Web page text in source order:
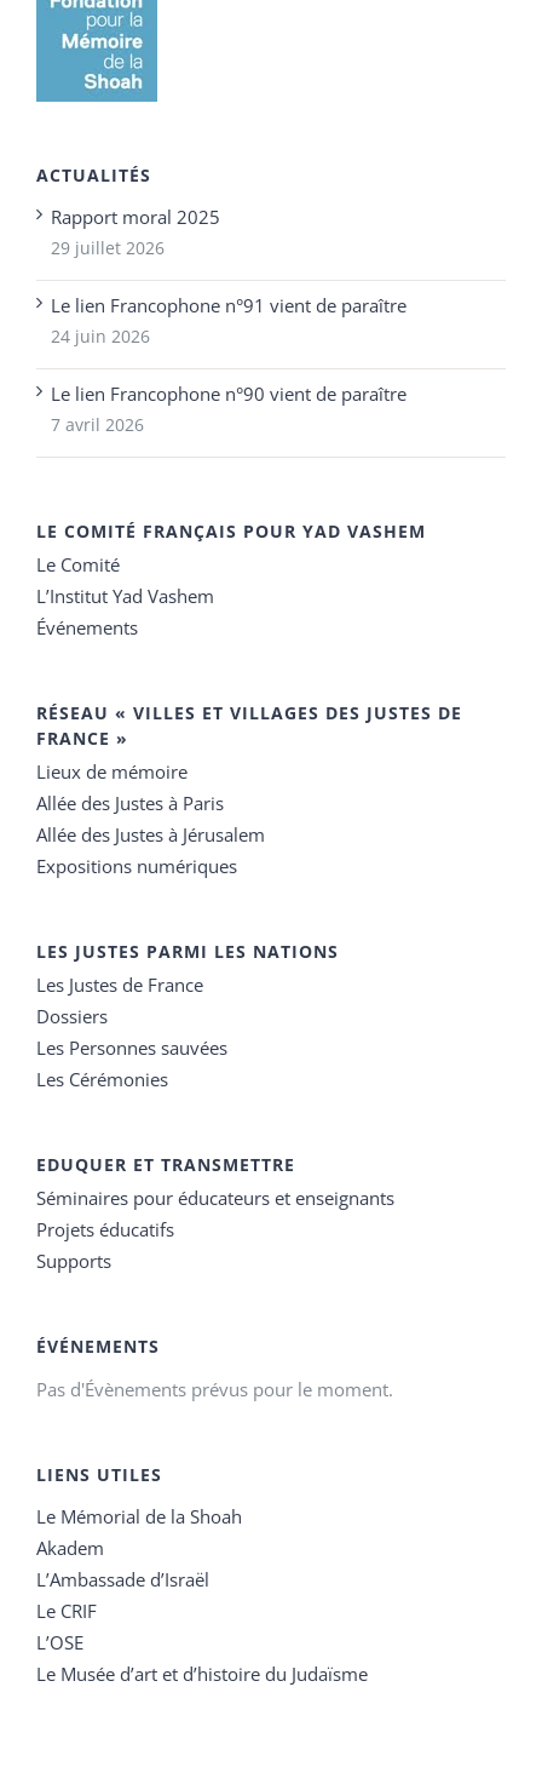
ACTUALITÉS
Rapport moral 2025
29 juillet 2026
Le lien Francophone n°91 vient de paraître
24 juin 2026
Le lien Francophone n°90 vient de paraître
7 avril 2026
LE COMITÉ FRANÇAIS POUR YAD VASHEM
Le Comité
L’Institut Yad Vashem
Événements
RÉSEAU « VILLES ET VILLAGES DES JUSTES DE
FRANCE »
Lieux de mémoire
Allée des Justes à Paris
Allée des Justes à Jérusalem
Expositions numériques
LES JUSTES PARMI LES NATIONS
Les Justes de France
Dossiers
Les Personnes sauvées
Les Cérémonies
EDUQUER ET TRANSMETTRE
Séminaires pour éducateurs et enseignants
Projets éducatifs
Supports
ÉVÉNEMENTS
Pas d'Évènements prévus pour le moment.
LIENS UTILES
Le Mémorial de la Shoah
Akadem
L’Ambassade d’Israël
Le CRIF
L’OSE
Le Musée d’art et d’histoire du Judaïsme